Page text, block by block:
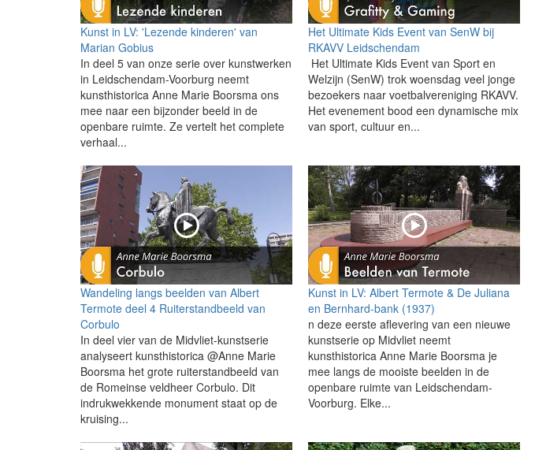
Kunst in LV: 'Lezende kinderen' van
Marian Gobius
In deel 5 van onze serie over kunstwerken
in Leidschendam-Voorburg neemt
kunsthistorica Anne Marie Boorsma ons
mee naar een bijzonder beeld in de
openbare ruimte. Ze vertelt het complete
verhaal...
Het Ultimate Kids Event van SenW bij
RKAVV Leidschendam
Het Ultimate Kids Event van Sport en
Welzijn (SenW) trok woensdag veel jonge
bezoekers naar voetbalvereniging RKAVV.
Het evenement bood een dynamische mix
van sport, cultuur en...
Wandeling langs beelden van Albert
Termote deel 4 Ruiterstandbeeld van
Corbulo
In deel vier van de Midvliet-kunstserie
analyseert kunsthistorica @Anne Marie
Boorsma het grote ruiterstandbeeld van
de Romeinse veldheer Corbulo. Dit
indrukwekkende monument staat op de
kruising...
Kunst in LV: Albert Termote & De Juliana
en Bernhard-bank (1937)
n deze eerste aflevering van een nieuwe
kunstserie op Midvliet neemt
kunsthistorica Anne Marie Boorsma je
mee langs de mooiste beelden in de
openbare ruimte van Leidschendam-
Voorburg. Elke...